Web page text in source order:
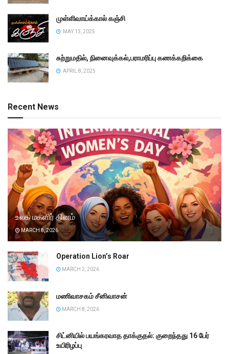
முள்ளிவாய்க்கால் கஞ்சி
MAY 13, 2025
சுற்றுமதில், நினைவுக்கல்,பராமரிப்பு கணக்கறிக்கை
APRIL 8, 2025
Recent News
உலக மகளிர் தினம்
MARCH 8, 2026
Operation Lion’s Roar
MARCH 2, 2026
மணிவாசகம் சீனிவாசன்
MARCH 8, 2026
சிட்னியில் பயங்கரவாத தாக்குதல்: குறைந்தது 16 பேர்
உயிரிழப்பு